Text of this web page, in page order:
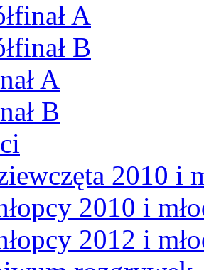
A
B
A
B
2010 i
2010 i
2012 i